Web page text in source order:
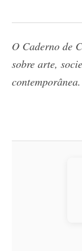
O Caderno de
sobre arte,
contemporânea.